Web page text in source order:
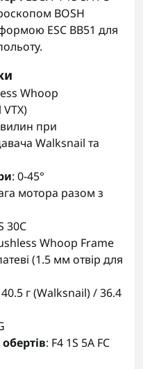
BOSH
ESC BB51 для
Whoop
при
Walksnail та
: 0-45°
мотора разом з
30C
Whoop Frame
(1.5 мм отвір для
40.5 г (Walksnail) / 36.4
: F4 1S 5A FC